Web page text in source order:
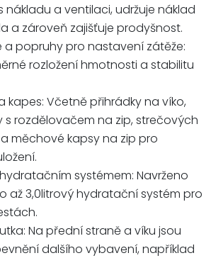
nákladu a ventilaci, udržuje náklad
a zároveň zajišťuje prodyšnost.
a popruhy pro nastavení zátěže:
rozložení hmotnosti a stabilitu
kapes: Včetně přihrádky na víko,
s rozdělovačem na zip, strečových
měchové kapsy na zip pro
systémem: Navrženo
až 3,0litrový hydratační systém pro
Na přední straně a víku jsou
dalšího vybavení, například